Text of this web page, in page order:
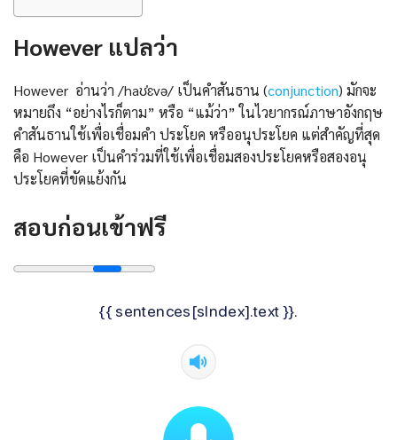
However แปลว่า
However อ่านว่า /haʊˈɛvə/ เป็นคําสันธาน (conjunction) มักจะ
หมายถึง “อย่างไรก็ตาม” หรือ “แม้ว่า” ในไวยากรณ์ภาษาอังกฤษ
คำสันธานใช้เพื่อเชื่อมคำ ประโยค หรืออนุประโยค แต่สําคัญที่สุด
คือ However เป็นคำร่วมที่ใช้เพื่อเชื่อมสองประโยคหรือสองอนุ
ประโยคที่ขัดแย้งกัน
สอบก่อนเข้าฟรี
{{ sentences[sIndex].text }}.